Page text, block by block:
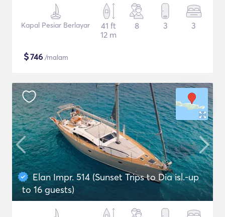
Kapal Pesiar Berlayar
41 ft
12 m
8 3 3
$746 /malam
Elan Impr. 514 (Sunset Trips to Dia isl.-up
to 16 guests)